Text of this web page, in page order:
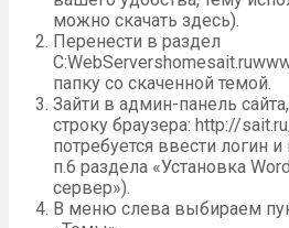
можно скачать здесь).
Перенести в раздел
папку со скаченной темой.
Зайти в админ-панель
строку браузера: http://
потребуется ввести логин
п.6 раздела «Установка
сервер»).
В меню слева выбираем